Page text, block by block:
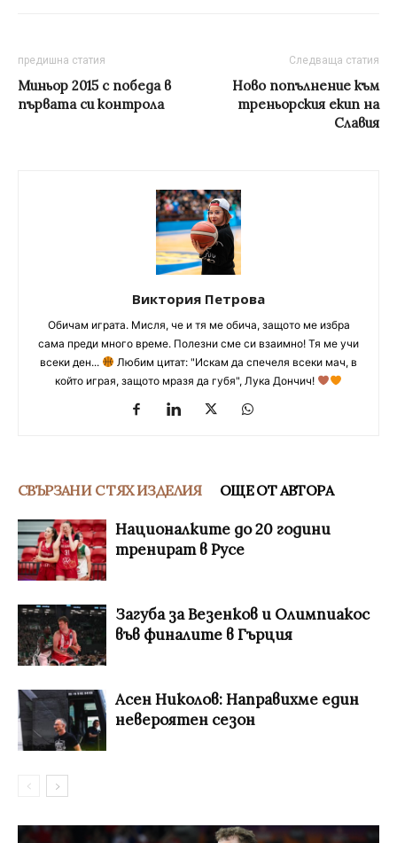
предишна статия
Миньор 2015 с победа в
първата си контрола
Следваща статия
Ново попълнение към
треньорския екип на
Славия
Виктория Петрова
Обичам играта. Мисля, че и тя ме обича, защото ме избра
сама преди много време. Полезни сме си взаимно! Тя ме учи
всеки ден...
Любим цитат: "Искам да спечеля всеки мач, в
който играя, защото мразя да губя", Лука Дончич!
СВЪРЗАНИ С ТЯХ ИЗДЕЛИЯ ОЩЕ ОТ АВТОРА
Националките до 20 години
тренират в Русе
Загуба за Везенков и Олимпиакос
във финалите в Гърция
Асен Николов: Направихме един
невероятен сезон